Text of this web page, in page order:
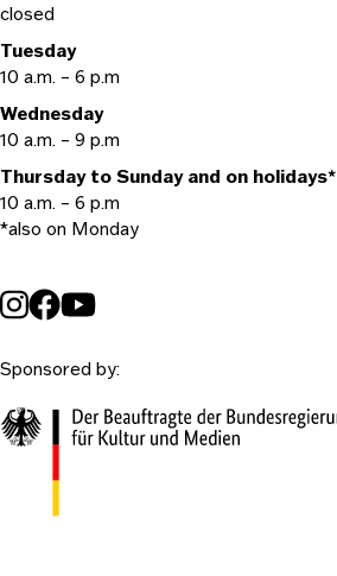
Sponsored by:
closed
Tuesday
10 a.m. – 6 p.m
Wednesday
10 a.m. – 9 p.m
Thursday to Sunday and on holidays*
10 a.m. – 6 p.m
*also on Monday